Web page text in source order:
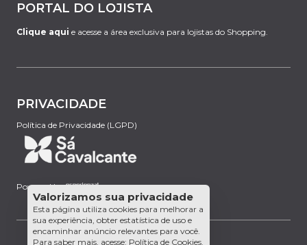
PORTAL DO LOJISTA
Clique aqui e acesse a área exclusiva para lojistas do Shopping.
PRIVACIDADE
Política de Privacidade (LGPD)
Powered by:
Valorizamos sua privacidade
Esta página utiliza cookies para melhorar a
sua experiência, obter estatística de uso e
encaminhar anúncio relevantes para você.
Para saber mais, acesse: Política de Cookies.